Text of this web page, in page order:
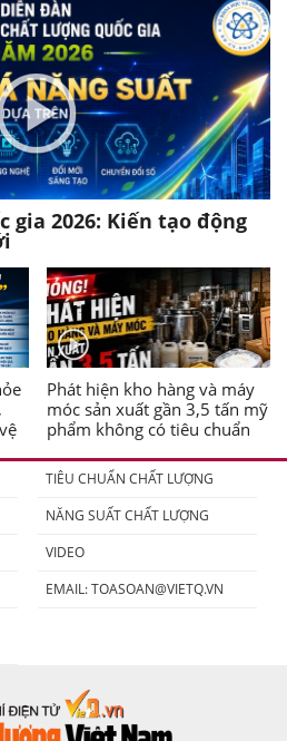
gia 2026: Kiến tạo động
Phát hiện kho hàng và máy
móc sản xuất gần 3,5 tấn mỹ
phẩm không có tiêu chuẩn
TIÊU CHUẨN CHẤT LƯỢNG
NĂNG SUẤT CHẤT LƯỢNG
VIDEO
EMAIL:TOASOAN@VIETQ.VN